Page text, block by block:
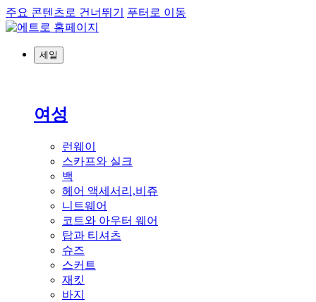
주요 콘텐츠로 건너뛰기 푸터로 이동
세일
여성
런웨이
스카프와 실크
백
헤어 액세서리,비쥬
니트웨어
코트와 아우터 웨어
탑과 티셔츠
슈즈
스커트
재킷
바지